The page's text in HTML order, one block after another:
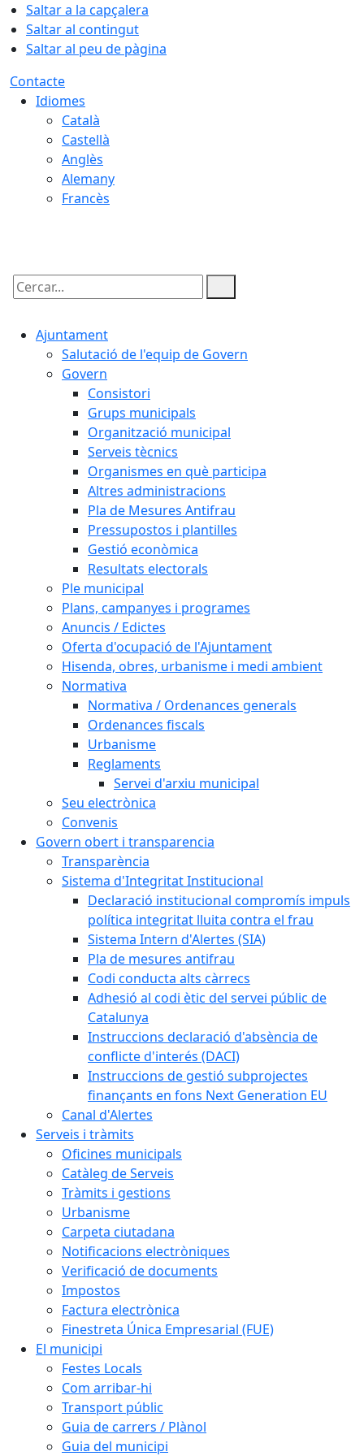
Saltar a la capçalera
Saltar al contingut
Saltar al peu de pàgina
Contacte
Idiomes
Català
Castellà
Anglès
Alemany
Francès
Cercar:
Ajuntament
Salutació de l'equip de Govern
Govern
Consistori
Grups municipals
Organització municipal
Serveis tècnics
Organismes en què participa
Altres administracions
Pla de Mesures Antifrau
Pressupostos i plantilles
Gestió econòmica
Resultats electorals
Ple municipal
Plans, campanyes i programes
Anuncis / Edictes
Oferta d'ocupació de l'Ajuntament
Hisenda, obres, urbanisme i medi ambient
Normativa
Normativa / Ordenances generals
Ordenances fiscals
Urbanisme
Reglaments
Servei d'arxiu municipal
Seu electrònica
Convenis
Govern obert i transparencia
Transparència
Sistema d'Integritat Institucional
Declaració institucional compromís impuls
política integritat lluita contra el frau
Sistema Intern d'Alertes (SIA)
Pla de mesures antifrau
Codi conducta alts càrrecs
Adhesió al codi ètic del servei públic de
Catalunya
Instruccions declaració d'absència de
conflicte d'interés (DACI)
Instruccions de gestió subprojectes
finançants en fons Next Generation EU
Canal d'Alertes
Serveis i tràmits
Oficines municipals
Catàleg de Serveis
Tràmits i gestions
Urbanisme
Carpeta ciutadana
Notificacions electròniques
Verificació de documents
Impostos
Factura electrònica
Finestreta Única Empresarial (FUE)
El municipi
Festes Locals
Com arribar-hi
Transport públic
Guia de carrers / Plànol
Guia del municipi